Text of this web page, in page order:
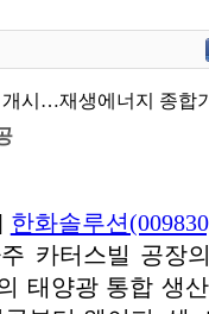
개시…재생에너지 종합
한화솔루션
카터스빌 공장
태양광 통합 생